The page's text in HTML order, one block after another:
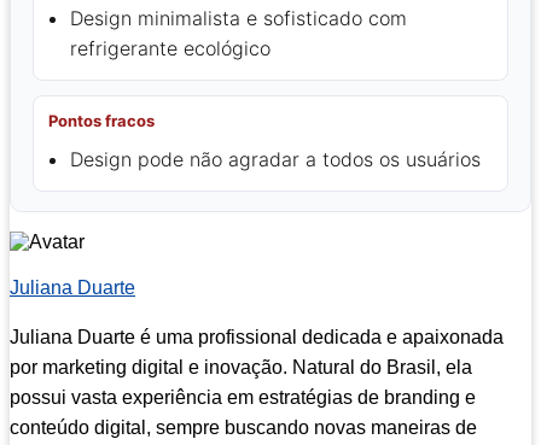
Design minimalista e sofisticado com
refrigerante ecológico
Pontos fracos
Design pode não agradar a todos os usuários
Juliana Duarte
Juliana Duarte é uma profissional dedicada e apaixonada
por marketing digital e inovação. Natural do Brasil, ela
possui vasta experiência em estratégias de branding e
conteúdo digital, sempre buscando novas maneiras de